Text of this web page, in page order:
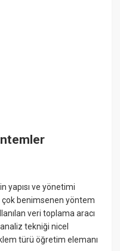
yapısı ve yönetimi
çok benimsenen yöntem
veri toplama aracı
tekniği nicel
türü öğretim elemanı